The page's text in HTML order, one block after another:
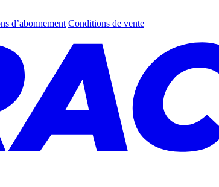
d’abonnement Conditions de vente